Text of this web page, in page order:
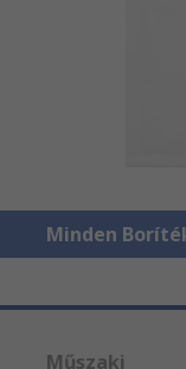
Minden
Műszaki